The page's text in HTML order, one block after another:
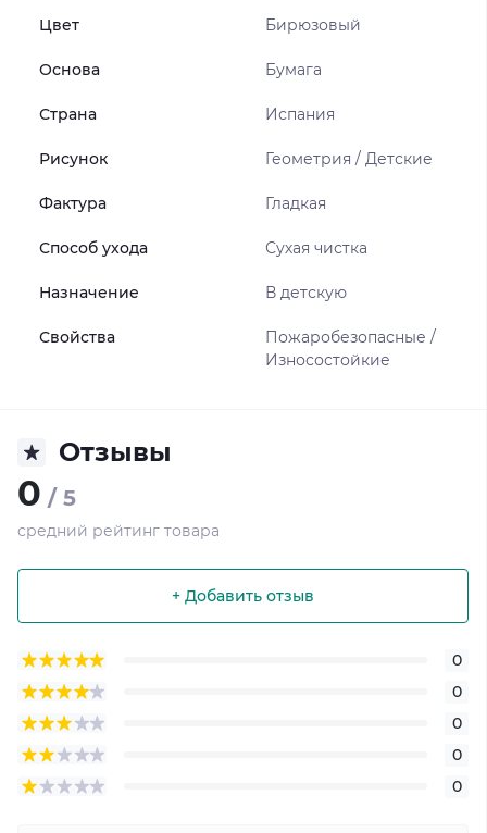
Цвет Бирюзовый
Основа Бумага
Страна Испания
Рисунок Геометрия / Детские
Фактура Гладкая
Способ ухода Сухая чистка
Назначение В детскую
Свойства
Пожаробезопасные /
Износостойкие
Отзывы
0 / 5
средний рейтинг товара
+ Добавить отзыв
0
0
0
0
0